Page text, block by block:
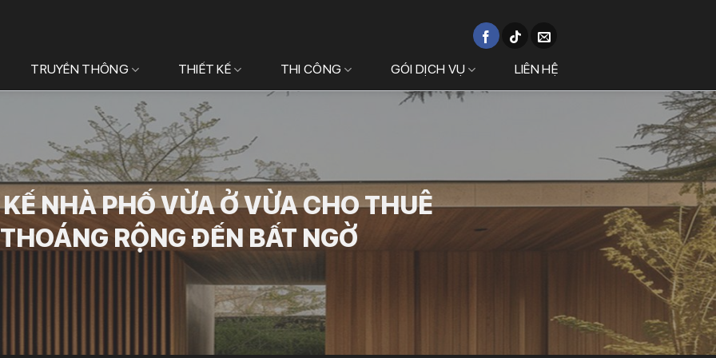
TRUYỀN THÔNG THIẾT KẾ THI CÔNG GÓI DỊCH VỤ LIÊN HỆ
NHÀ PHỐ VỪA Ở VỪA CHO THUÊ
THOÁNG RỘNG ĐẾN BẤT NGỜ